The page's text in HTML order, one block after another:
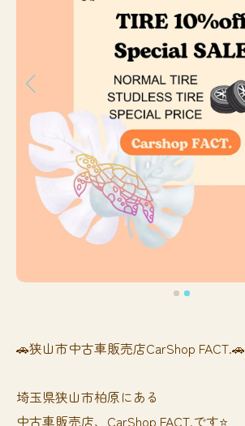
🚗狭山市中古車販売店CarShop FACT.🚗
埼玉県狭山市柏原にある
中古車販売店、CarShop FACT.です⭐️